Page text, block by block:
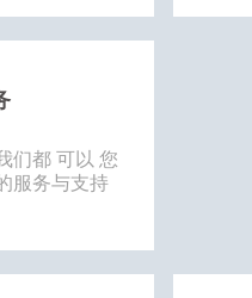
们都 可以 您
服务与支持